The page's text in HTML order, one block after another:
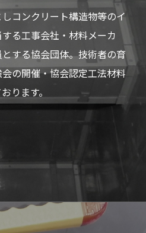
コンクリート構造物等のイ
る工事会社・材料メーカ
する協会団体。技術者の育
の開催・協会認定工法材料
ります。